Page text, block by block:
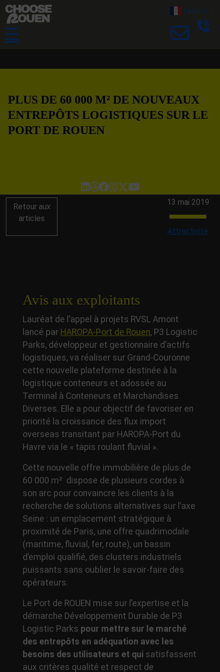
☰
French
PLUS DE 60 000 M² DE NOUVEAUX
ENTREPÔTS LOGISTIQUES SUR LE
PORT DE ROUEN
Retour aux
articles
13 mai 2019
Attractivité
Avis aux exploitants
Lauréat de l’appel à projets RVSL Amont
lancé par HAROPA-Port de Rouen, P3 Logistic
Parks, développeur et gestionnaire d’actifs
logistiques, va réaliser sur Grand-Couronne
cette nouvelle plateforme destinée à la
logistique conteneurs et adossée au
Terminal à Conteneurs et Marchandises
Diverses. Elle a pour objectif de favoriser en
priorité la croissance des flux import
overseas transitant par HAROPA-Port du
Havre via le « tapis roulant fluvial ».
Cette nouvelle offre immobilière de plus de
60 000 m² dispose de plusieurs cordes à
son arc pour convaincre les clients à la
recherche de solutions alternatives sur l’axe
Seine : un emplacement stratégique à
proximité de Paris, une offre quadrimodale
(maritime, fluvial, fer, route), un bassin
d’emploi qualifié, des clusters industriels
puissants sans oublier le savoir-faire des
opérateurs.
Le Port de ROUEN mise sur l’expertise et la
démarche Développement Durable de P3
Logistic Parks pour mettre sur le marché
des entrepôts en adéquation avec les
besoins des utilisateurs et quisatisfassent
aux critères qualité et respect de